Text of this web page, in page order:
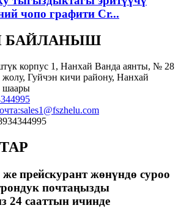
чопо графити Cr...
БАЙЛАНЫШ
корпус 1, Нанхай Ванда аянты, № 28
Гуйчэн кичи району, Нанхай
шаары
sales1@fszhelu.com
прейскурант жөнүндө суроо
почтаңызды
24 сааттын ичинде